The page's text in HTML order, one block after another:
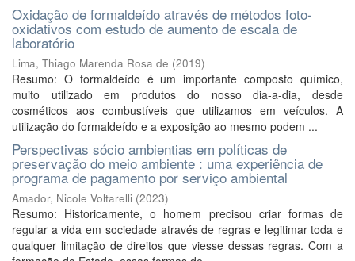
Oxidação de formaldeído através de métodos foto-
oxidativos com estudo de aumento de escala de
laboratório
Lima, Thiago Marenda Rosa de (2019)
Resumo: O formaldeído é um importante composto químico,
muito utilizado em produtos do nosso dia-a-dia, desde
cosméticos aos combustíveis que utilizamos em veículos. A
utilização do formaldeído e a exposição ao mesmo podem ...
Perspectivas sócio ambientias em políticas de
preservação do meio ambiente : uma experiência de
programa de pagamento por serviço ambiental
Amador, Nicole Voltarelli (2023)
Resumo: Historicamente, o homem precisou criar formas de
regular a vida em sociedade através de regras e legitimar toda e
qualquer limitação de direitos que viesse dessas regras. Com a